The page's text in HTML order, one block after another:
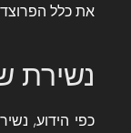
את כלל
נשירת
כפי הידוע,